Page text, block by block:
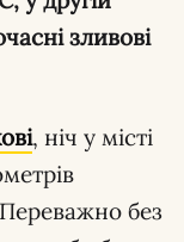
зливові
, ніч у місті
без